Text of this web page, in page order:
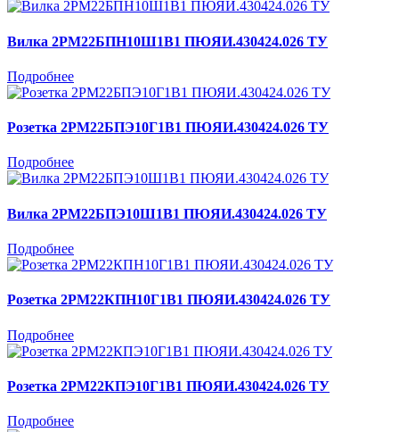
Вилка 2РМ22БПН10Ш1В1 ПЮЯИ.430424.026 ТУ
Подробнее
Розетка 2РМ22БПЭ10Г1В1 ПЮЯИ.430424.026 ТУ
Подробнее
Вилка 2РМ22БПЭ10Ш1В1 ПЮЯИ.430424.026 ТУ
Подробнее
Розетка 2РМ22КПН10Г1В1 ПЮЯИ.430424.026 ТУ
Подробнее
Розетка 2РМ22КПЭ10Г1В1 ПЮЯИ.430424.026 ТУ
Подробнее